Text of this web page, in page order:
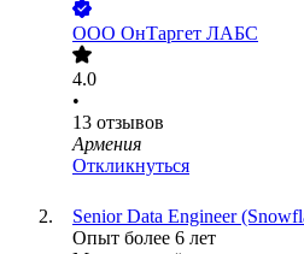
ООО ОнТаргет ЛАБС
4.0
•
13 отзывов
Армения
Откликнуться
Senior Data Engineer
Опыт более 6 лет